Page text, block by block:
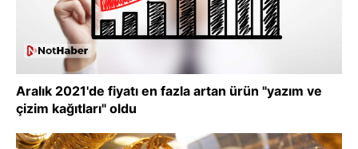
Aralık 2021'de fiyatı en fazla artan ürün "yazım ve
çizim kağıtları" oldu